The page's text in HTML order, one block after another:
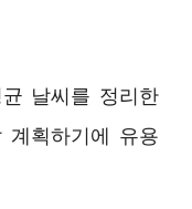
날씨를 정리한
계획하기에 유용